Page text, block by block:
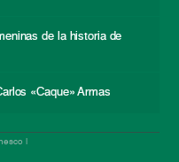
de la historia de
«Caque» Armas
|